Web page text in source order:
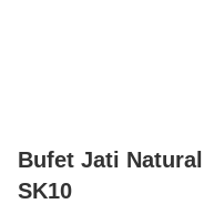
Bufet Jati
SK10